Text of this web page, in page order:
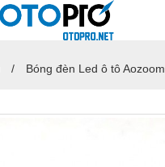
Bóng đèn Led ô tô Aozoom